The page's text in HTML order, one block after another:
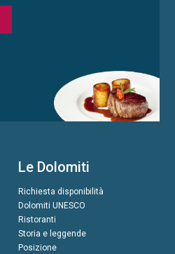
Le Dolomiti
Richiesta disponibilità
Dolomiti UNESCO
Ristoranti
Storia e leggende
Posizione